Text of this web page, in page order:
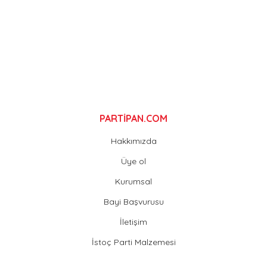
PARTİPAN.COM
Hakkımızda
Üye ol
Kurumsal
Bayi Başvurusu
İletişim
İstoç Parti Malzemesi